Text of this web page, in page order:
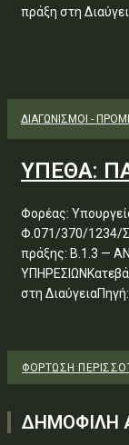
πράξη στη
ΔΙΑΓΩΝΙΣΜΟΊ -
ΥΠΕΘΑ:
Φορέας:
Φ.071/370/1234/
πράξης: Β.1.3 —
στη
ΦΌΡΤΩΣΗ
ΔΗΜΟΦΙΛΗ